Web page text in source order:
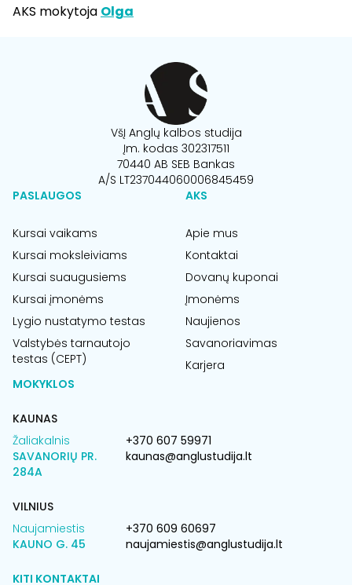
AKS mokytoja Olga
VšĮ Anglų kalbos studija
Įm. kodas 302317511
70440 AB SEB Bankas
A/S LT237044060006845459
PASLAUGOS
Kursai vaikams
Kursai moksleiviams
Kursai suaugusiems
Kursai įmonėms
Lygio nustatymo testas
Valstybės tarnautojo
testas (CEPT)
AKS
Apie mus
Kontaktai
Dovanų kuponai
Įmonėms
Naujienos
Savanoriavimas
Karjera
MOKYKLOS
KAUNAS
Žaliakalnis
SAVANORIŲ PR.
284A
+370 607 59971
kaunas@anglustudija.lt
VILNIUS
Naujamiestis
KAUNO G. 45
+370 609 60697
naujamiestis@anglustudija.lt
KITI KONTAKTAI